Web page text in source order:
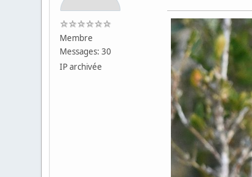
Membre
Messages: 30
IP archivée